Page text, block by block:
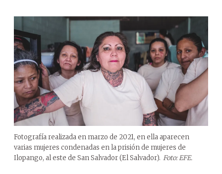
Fotografía realizada en marzo de 2021, en ella aparecen
varias mujeres condenadas en la prisión de mujeres de
Ilopango, al este de San Salvador (El Salvador). Foto: EFE.